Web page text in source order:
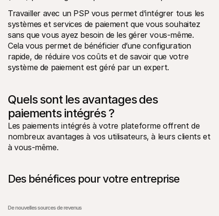
Travailler avec un PSP vous permet d’intégrer tous les
systèmes et services de paiement que vous souhaitez
sans que vous ayez besoin de les gérer vous-même.
Cela vous permet de bénéficier d’une configuration
rapide, de réduire vos coûts et de savoir que votre
système de paiement est géré par un expert.
Quels sont les avantages des
paiements intégrés ?
Les paiements intégrés à votre plateforme offrent de
nombreux avantages à vos utilisateurs, à leurs clients et
à vous-même.
Des bénéfices pour votre entreprise
De nouvelles sources de revenus